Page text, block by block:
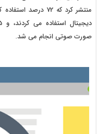
منتشر کرد که 72
صورت صوتی انجام می شد.